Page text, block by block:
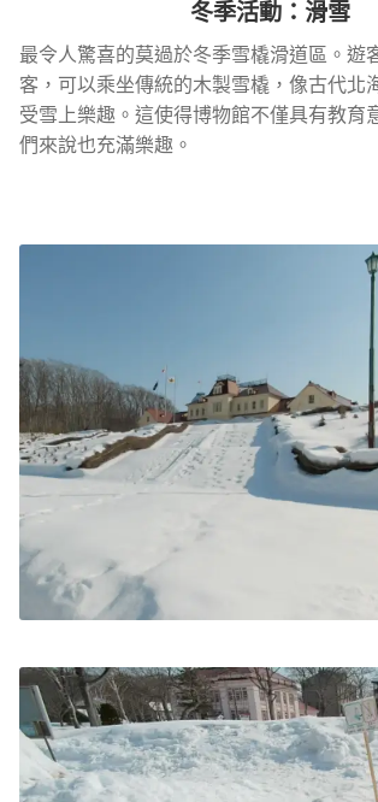
冬季活動：滑雪
最令人驚喜的莫過於冬季雪橇滑道區。遊
客，可以乘坐傳統的木製雪橇，像古代北
受雪上樂趣。這使得博物館不僅具有教育
們來說也充滿樂趣。